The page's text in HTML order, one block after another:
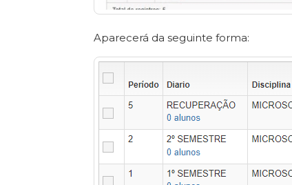
Aparecerá da seguinte forma: